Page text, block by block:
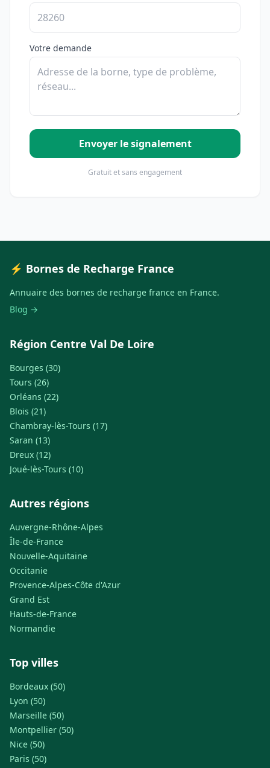
Votre demande
Envoyer le signalement
Gratuit et sans engagement
⚡ Bornes de Recharge France
Annuaire des bornes de recharge france en France.
Blog →
Région Centre Val De Loire
Bourges (30)
Tours (26)
Orléans (22)
Blois (21)
Chambray-lès-Tours (17)
Saran (13)
Dreux (12)
Joué-lès-Tours (10)
Autres régions
Auvergne-Rhône-Alpes
Île-de-France
Nouvelle-Aquitaine
Occitanie
Provence-Alpes-Côte d'Azur
Grand Est
Hauts-de-France
Normandie
Top villes
Bordeaux (50)
Lyon (50)
Marseille (50)
Montpellier (50)
Nice (50)
Paris (50)